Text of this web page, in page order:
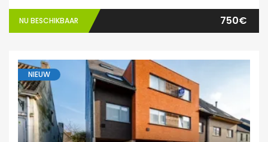
NU BESCHIKBAAR 750€
NIEUW